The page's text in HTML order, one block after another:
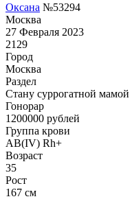
Оксана №53294
Москва
27 Февраля 2023
2129
Город
Москва
Раздел
Cтану суррогатной мамой
Гонoрар
1200000 рублей
Группа крови
AB(IV) Rh+
Возраст
35
Рост
167 см